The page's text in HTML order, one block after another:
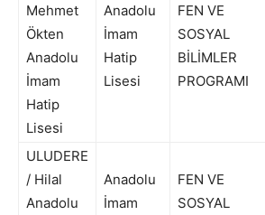
Mehmet
Ökten
Anadolu
İmam
Hatip
Lisesi
Anadolu
İmam
Hatip
Lisesi
FEN VE
SOSYAL
BİLİMLER
PROGRAMI
ULUDERE
/ Hilal
Anadolu
Anadolu
İmam
FEN VE
SOSYAL